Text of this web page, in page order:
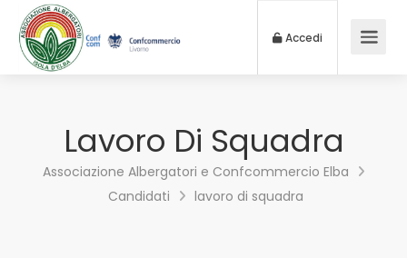
Accedi
Lavoro Di Squadra
Associazione Albergatori e Confcommercio Elba
Candidati
lavoro di squadra